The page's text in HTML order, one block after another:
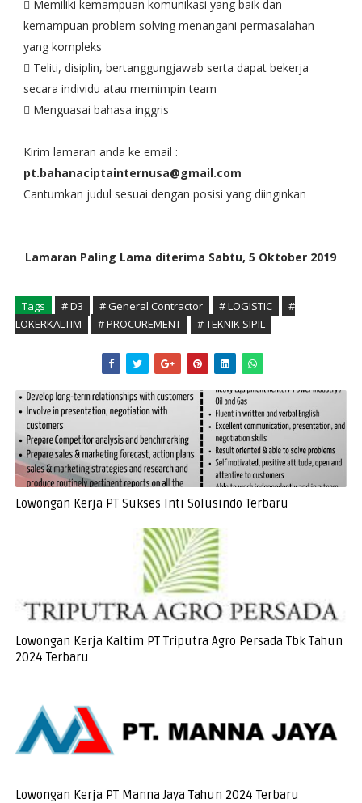
 Memiliki kemampuan komunikasi yang baik dan
kemampuan problem solving menangani permasalahan
yang kompleks
 Teliti, disiplin, bertanggungjawab serta dapat bekerja
secara individu atau memimpin team
 Menguasai bahasa inggris
Kirim lamaran anda ke email :
pt.bahanaciptainternusa@gmail.com
Cantumkan judul sesuai dengan posisi yang diinginkan
Lamaran Paling Lama diterima Sabtu, 5 Oktober 2019
Tags # D3 # General Contractor # LOGISTIC
#
LOKERKALTIM
# PROCUREMENT # TEKNIK SIPIL
Lowongan Kerja PT Sukses Inti Solusindo Terbaru
Lowongan Kerja Kaltim PT Triputra Agro Persada Tbk Tahun
2024 Terbaru
Lowongan Kerja PT Manna Jaya Tahun 2024 Terbaru